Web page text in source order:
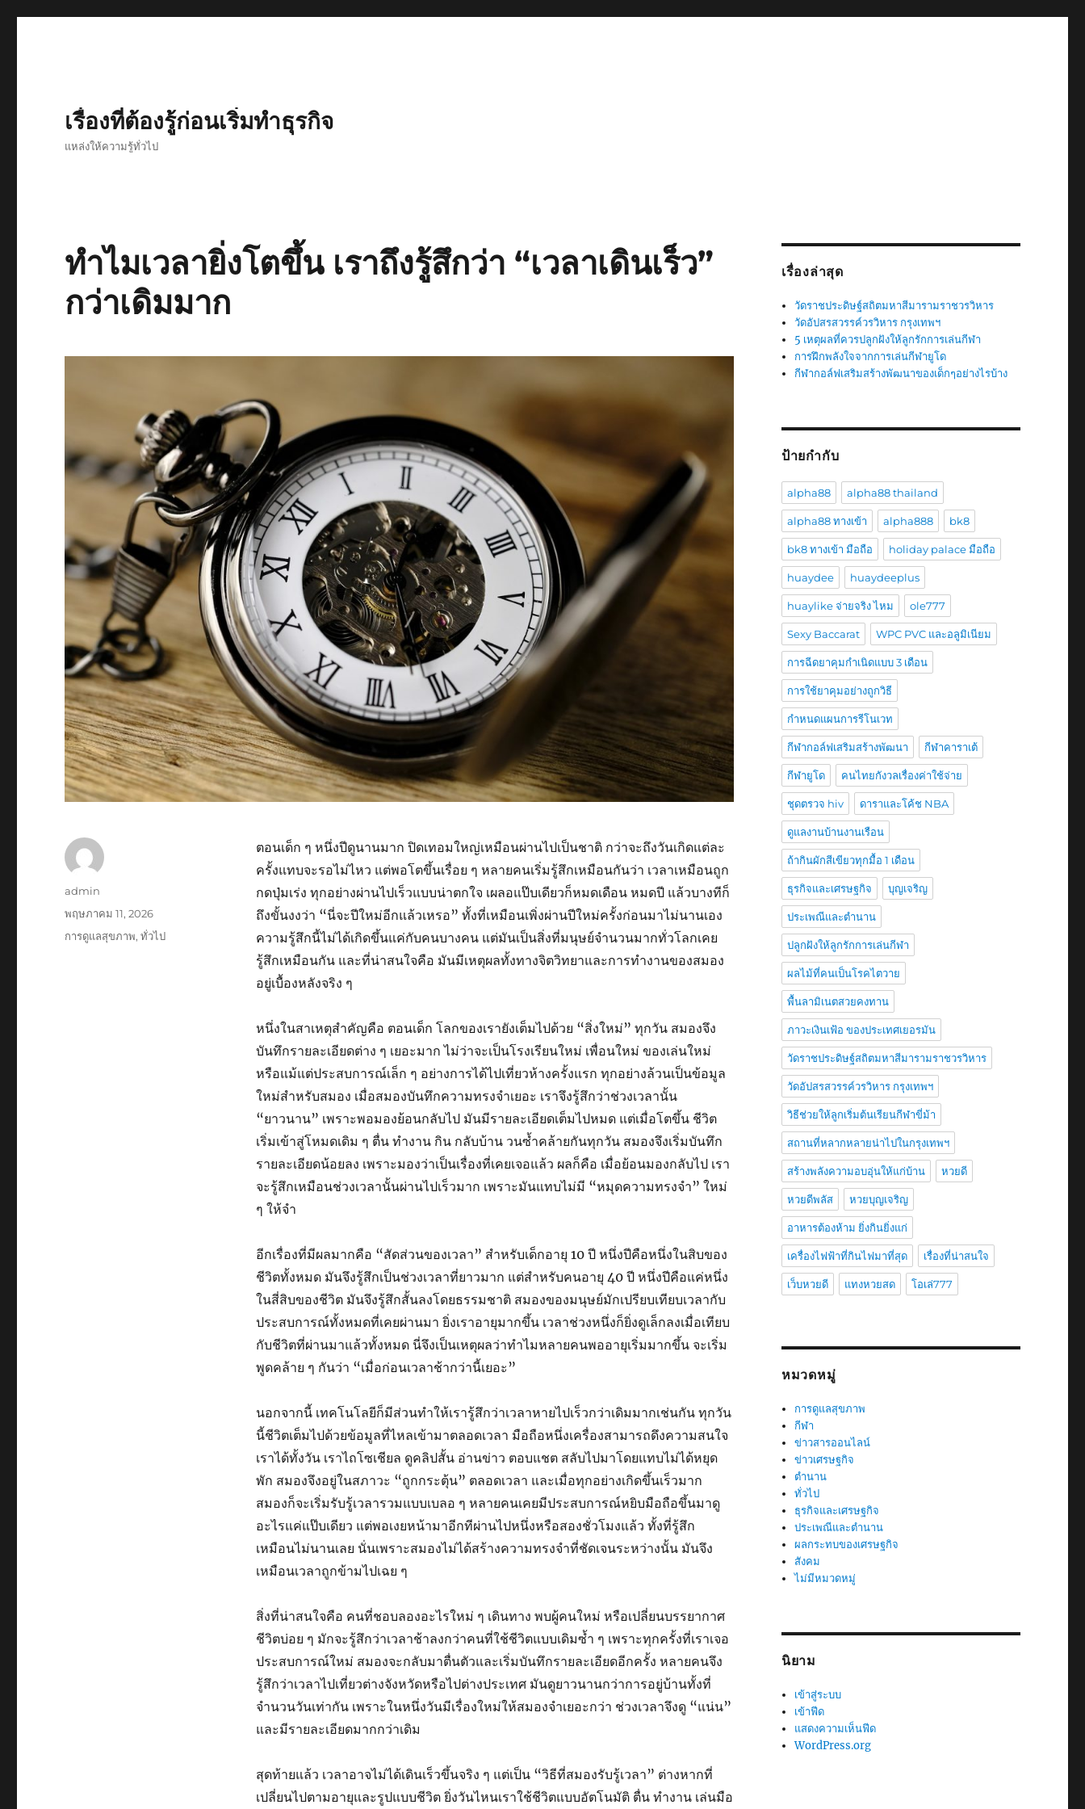
เรื่องที่ต้องรู้ก่อนเริ่มทำธุรกิจ
แหล่งให้ความรู้ทั่วไป
ทำไมเวลายิ่งโตขึ้น เราถึงรู้สึกว่า “เวลาเดินเร็ว”
กว่าเดิมมาก
ตอนเด็ก ๆ หนึ่งปีดูนานมาก ปิดเทอมใหญ่เหมือนผ่านไปเป็นชาติ กว่าจะถึงวันเกิดแต่ละ
ครั้งแทบจะรอไม่ไหว แต่พอโตขึ้นเรื่อย ๆ หลายคนเริ่มรู้สึกเหมือนกันว่า เวลาเหมือนถูก
กดปุ่มเร่ง ทุกอย่างผ่านไปเร็วแบบน่าตกใจ เผลอแป๊บเดียวก็หมดเดือน หมดปี แล้วบางทีก็
ถึงขั้นงงว่า “นี่จะปีใหม่อีกแล้วเหรอ” ทั้งที่เหมือนเพิ่งผ่านปีใหม่ครั้งก่อนมาไม่นานเอง
ความรู้สึกนี้ไม่ได้เกิดขึ้นแค่กับคนบางคน แต่มันเป็นสิ่งที่มนุษย์จำนวนมากทั่วโลกเคย
รู้สึกเหมือนกัน และที่น่าสนใจคือ มันมีเหตุผลทั้งทางจิตวิทยาและการทำงานของสมอง
อยู่เบื้องหลังจริง ๆ
หนึ่งในสาเหตุสำคัญคือ ตอนเด็ก โลกของเรายังเต็มไปด้วย “สิ่งใหม่” ทุกวัน สมองจึง
บันทึกรายละเอียดต่าง ๆ เยอะมาก ไม่ว่าจะเป็นโรงเรียนใหม่ เพื่อนใหม่ ของเล่นใหม่
หรือแม้แต่ประสบการณ์เล็ก ๆ อย่างการได้ไปเที่ยวห้างครั้งแรก ทุกอย่างล้วนเป็นข้อมูล
ใหม่สำหรับสมอง เมื่อสมองบันทึกความทรงจำเยอะ เราจึงรู้สึกว่าช่วงเวลานั้น
“ยาวนาน” เพราะพอมองย้อนกลับไป มันมีรายละเอียดเต็มไปหมด แต่เมื่อโตขึ้น ชีวิต
เริ่มเข้าสู่โหมดเดิม ๆ ตื่น ทำงาน กิน กลับบ้าน วนซ้ำคล้ายกันทุกวัน สมองจึงเริ่มบันทึก
รายละเอียดน้อยลง เพราะมองว่าเป็นเรื่องที่เคยเจอแล้ว ผลก็คือ เมื่อย้อนมองกลับไป เรา
จะรู้สึกเหมือนช่วงเวลานั้นผ่านไปเร็วมาก เพราะมันแทบไม่มี “หมุดความทรงจำ” ใหม่
ๆ ให้จำ
อีกเรื่องที่มีผลมากคือ “สัดส่วนของเวลา” สำหรับเด็กอายุ 10 ปี หนึ่งปีคือหนึ่งในสิบของ
ชีวิตทั้งหมด มันจึงรู้สึกเป็นช่วงเวลาที่ยาวมาก แต่สำหรับคนอายุ 40 ปี หนึ่งปีคือแค่หนึ่ง
ในสี่สิบของชีวิต มันจึงรู้สึกสั้นลงโดยธรรมชาติ สมองของมนุษย์มักเปรียบเทียบเวลากับ
ประสบการณ์ทั้งหมดที่เคยผ่านมา ยิ่งเราอายุมากขึ้น เวลาช่วงหนึ่งก็ยิ่งดูเล็กลงเมื่อเทียบ
กับชีวิตที่ผ่านมาแล้วทั้งหมด นี่จึงเป็นเหตุผลว่าทำไมหลายคนพออายุเริ่มมากขึ้น จะเริ่ม
พูดคล้าย ๆ กันว่า “เมื่อก่อนเวลาช้ากว่านี้เยอะ”
นอกจากนี้ เทคโนโลยีก็มีส่วนทำให้เรารู้สึกว่าเวลาหายไปเร็วกว่าเดิมมากเช่นกัน ทุกวัน
นี้ชีวิตเต็มไปด้วยข้อมูลที่ไหลเข้ามาตลอดเวลา มือถือหนึ่งเครื่องสามารถดึงความสนใจ
เราได้ทั้งวัน เราไถโซเชียล ดูคลิปสั้น อ่านข่าว ตอบแชต สลับไปมาโดยแทบไม่ได้หยุด
พัก สมองจึงอยู่ในสภาวะ “ถูกกระตุ้น” ตลอดเวลา และเมื่อทุกอย่างเกิดขึ้นเร็วมาก
สมองก็จะเริ่มรับรู้เวลารวมแบบเบลอ ๆ หลายคนเคยมีประสบการณ์หยิบมือถือขึ้นมาดู
อะไรแค่แป๊บเดียว แต่พอเงยหน้ามาอีกทีผ่านไปหนึ่งหรือสองชั่วโมงแล้ว ทั้งที่รู้สึก
เหมือนไม่นานเลย นั่นเพราะสมองไม่ได้สร้างความทรงจำที่ชัดเจนระหว่างนั้น มันจึง
เหมือนเวลาถูกข้ามไปเฉย ๆ
สิ่งที่น่าสนใจคือ คนที่ชอบลองอะไรใหม่ ๆ เดินทาง พบผู้คนใหม่ หรือเปลี่ยนบรรยากาศ
ชีวิตบ่อย ๆ มักจะรู้สึกว่าเวลาช้าลงกว่าคนที่ใช้ชีวิตแบบเดิมซ้ำ ๆ เพราะทุกครั้งที่เราเจอ
ประสบการณ์ใหม่ สมองจะกลับมาตื่นตัวและเริ่มบันทึกรายละเอียดอีกครั้ง หลายคนจึง
รู้สึกว่าเวลาไปเที่ยวต่างจังหวัดหรือไปต่างประเทศ มันดูยาวนานกว่าการอยู่บ้านทั้งที่
จำนวนวันเท่ากัน เพราะในหนึ่งวันมีเรื่องใหม่ให้สมองจำเยอะกว่า ช่วงเวลาจึงดู “แน่น”
และมีรายละเอียดมากกว่าเดิม
สุดท้ายแล้ว เวลาอาจไม่ได้เดินเร็วขึ้นจริง ๆ แต่เป็น “วิธีที่สมองรับรู้เวลา” ต่างหากที่
เปลี่ยนไปตามอายุและรูปแบบชีวิต ยิ่งวันไหนเราใช้ชีวิตแบบอัตโนมัติ ตื่น ทำงาน เล่นมือ
ผู้
admin
เขียน
พฤษภาคม 11, 2026
หมวด
การดูแลสุขภาพ,ทั่วไป
เรื่องล่าสุด
วัดราชประดิษฐ์สถิตมหาสีมารามราชวรวิหาร
วัดอัปสรสวรรค์วรวิหาร กรุงเทพฯ
5 เหตุผลที่ควรปลูกฝังให้ลูกรักการเล่นกีฬา
การฝึกพลังใจจากการเล่นกีฬายูโด
กีฬากอล์ฟเสริมสร้างพัฒนาของเด็กๆอย่างไรบ้าง
ป้ายกำกับ
alpha88 alpha88 thailand
alpha88 ทางเข้า alpha888 bk8
bk8 ทางเข้า มือถือ holiday palace มือถือ
huaydee huaydeeplus
huaylike จ่ายจริง ไหม ole777
Sexy Baccarat WPC PVC และอลูมิเนียม
การฉีดยาคุมกำเนิดแบบ 3 เดือน
การใช้ยาคุมอย่างถูกวิธี
กำหนดแผนการรีโนเวท
กีฬากอล์ฟเสริมสร้างพัฒนา กีฬาคาราเต้
กีฬายูโด คนไทยกังวลเรื่องค่าใช้จ่าย
ชุดตรวจ hiv ดาราและโค้ช NBA
ดูแลงานบ้านงานเรือน
ถ้ากินผักสีเขียวทุกมื้อ 1 เดือน
ธุรกิจและเศรษฐกิจ บุญเจริญ
ประเพณีและตำนาน
ปลูกฝังให้ลูกรักการเล่นกีฬา
ผลไม้ที่คนเป็นโรคไตวาย
พื้นลามิเนตสวยคงทาน
ภาวะเงินเฟ้อ ของประเทศเยอรมัน
วัดราชประดิษฐ์สถิตมหาสีมารามราชวรวิหาร
วัดอัปสรสวรรค์วรวิหาร กรุงเทพฯ
วิธีช่วยให้ลูกเริ่มต้นเรียนกีฬาขี่ม้า
สถานที่หลากหลายน่าไปในกรุงเทพฯ
สร้างพลังความอบอุ่นให้แก่บ้าน หวยดี
หวยดีพลัส หวยบุญเจริญ
อาหารต้องห้าม ยิ่งกินยิ่งแก่
เครื่องไฟฟ้าที่กินไฟมาที่สุด เรื่องที่น่าสนใจ
เว็บหวยดี แทงหวยสด โอเล่777
หมวดหมู่
การดูแลสุขภาพ
กีฬา
ข่าวสารออนไลน์
ข่าวเศรษฐกิจ
ตำนาน
ทั่วไป
ธุรกิจและเศรษฐกิจ
ประเพณีและตำนาน
ผลกระทบของเศรษฐกิจ
สังคม
ไม่มีหมวดหมู่
นิยาม
เข้าสู่ระบบ
เข้าฟีด
แสดงความเห็นฟีด
WordPress.org